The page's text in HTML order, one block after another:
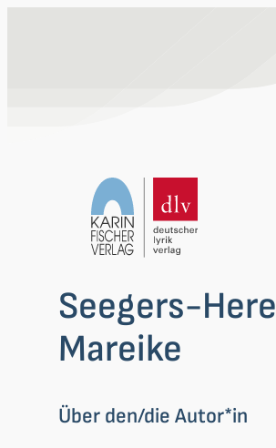
Seegers-
Mareike
Über den/die Autor*in